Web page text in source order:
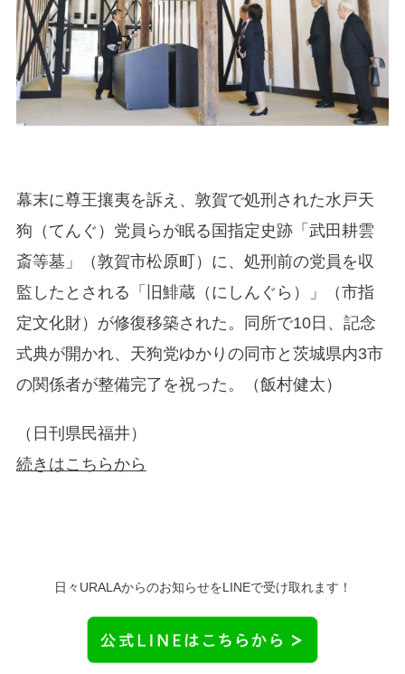
幕末に尊王攘夷を訴え、敦賀で処刑された水戸天
狗（てんぐ）党員らが眠る国指定史跡「武田耕雲
斎等墓」（敦賀市松原町）に、処刑前の党員を収
監したとされる「旧鯡蔵（にしんぐら）」（市指
定文化財）が修復移築された。同所で10日、記念
式典が開かれ、天狗党ゆかりの同市と茨城県内3市
の関係者が整備完了を祝った。（飯村健太）
（日刊県民福井）
続きはこちらから
日々URALAからのお知らせをLINEで受け取れます！